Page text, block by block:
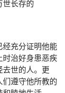
世长存的
经充分证明他能
时治好身患恶疾
去世的人。 更
们遵守他所教的